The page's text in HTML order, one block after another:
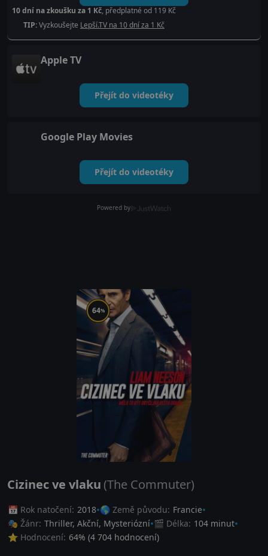
10 dní na zkoušku za 1 Kč, předplatné od 119 Kč
TIP:Vyzkoušejte Lepší.TV na 10 dní za 1 Kč
Apple TV
Přejít do videotéky
Google Play Movies
Přejít do videotéky
Powered by
64%
Cizinec ve vlaku (The Commuter)
📅 Rok natočení: 2018 🌎 Země původu: Francie
🎭 Žánr: Thriller, Akční, Mysteriózní 🎬 Délka: 104 minut
⭐ Hodnocení: 64% (4 704 hodnocení)